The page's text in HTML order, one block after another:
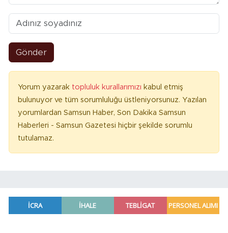
Gönder
Yorum yazarak topluluk kurallarımızı kabul etmiş
bulunuyor ve tüm sorumluluğu üstleniyorsunuz. Yazılan
yorumlardan Samsun Haber, Son Dakika Samsun
Haberleri - Samsun Gazetesi hiçbir şekilde sorumlu
tutulamaz.